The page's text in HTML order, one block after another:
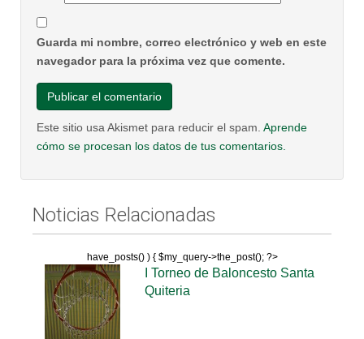
Guarda mi nombre, correo electrónico y web en este
navegador para la próxima vez que comente.
Este sitio usa Akismet para reducir el spam. Aprende
cómo se procesan los datos de tus comentarios.
Noticias Relacionadas
have_posts() ) { $my_query->the_post(); ?>
I Torneo de Baloncesto Santa
Quiteria